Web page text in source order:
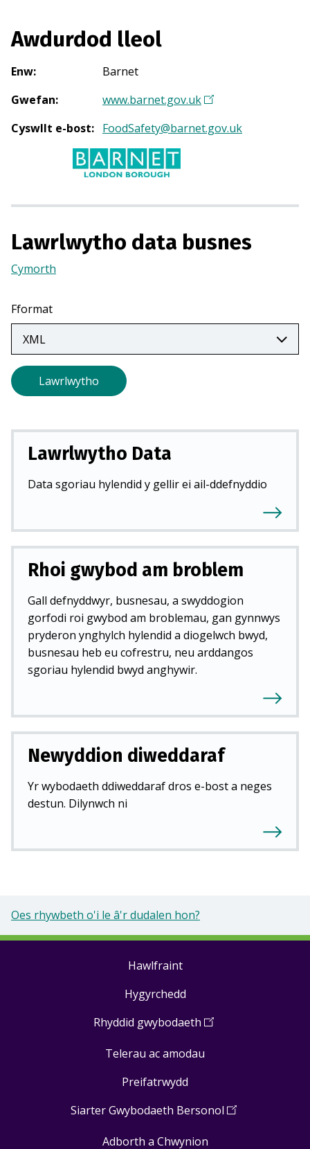
Awdurdod lleol
Enw:
Barnet
Gwefan: www.barnet.gov.uk(
n
r
e
b
e
d
Cyswllt e-bost: FoodSafety@barnet.gov.uk
Lawrlwytho data busnes
Cymorth
tab
Fformat
Lawrlwytho
Lawrlwytho Data
Data sgoriau hylendid y gellir ei ail-ddefnyddio
Rhoi gwybod am broblem
Gall defnyddwyr, busnesau, a swyddogion
gorfodi roi gwybod am broblemau, gan gynnwys
pryderon ynghylch hylendid a diogelwch bwyd,
busnesau heb eu cofrestru, neu arddangos
sgoriau hylendid bwyd anghywir.
Newyddion diweddaraf
Yr wybodaeth ddiweddaraf dros e-bost a neges
destun. Dilynwch ni
Oes rhywbeth o'i le â'r dudalen hon?
Hawlfraint
Hygyrchedd
Rhyddid gwybodaeth (Open
a
Telerau ac amodau
Preifatrwydd
Siarter Gwybodaeth Bersonol (Open
Adborth a Chwynion